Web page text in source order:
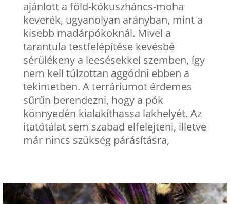
ajánlott a föld-kókuszháncs-moha
keverék, ugyanolyan arányban, mint a
kisebb madárpókoknál. Mivel a
tarantula testfelépítése kevésbé
sérülékeny a leesésekkel szemben, így
nem kell túlzottan aggódni ebben a
tekintetben. A terráriumot érdemes
sűrűn berendezni, hogy a pók
könnyedén kialakíthassa lakhelyét. Az
itatótálat sem szabad elfelejteni, illetve
már nincs szükség párásításra,